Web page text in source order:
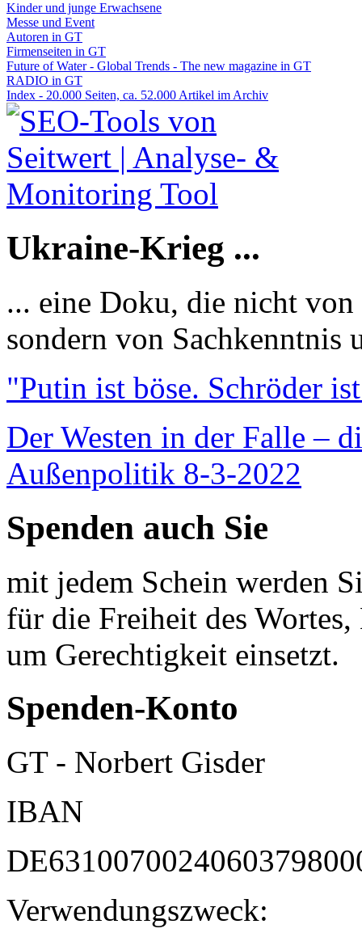
Kinder und junge Erwachsene
Messe und Event
Autoren in GT
Firmenseiten in GT
Future of Water - Global Trends - The new magazine in GT
RADIO in GT
Index - 20.000 Seiten, ca. 52.000 Artikel im Archiv
Ukraine-Krieg ...
... eine Doku, die nicht
sondern von Sachkenntnis
"Putin ist böse. Schröder
Der Westen in der Falle –
Außenpolitik 8-3-2022
Spenden auch Sie
mit jedem Schein werden
für die Freiheit des
um Gerechtigkeit einsetzt.
Spenden-Konto
GT - Norbert Gisder
IBAN
Verwendungszweck: